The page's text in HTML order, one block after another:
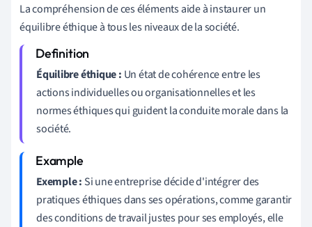
La compréhension de ces éléments aide à instaurer un
équilibre éthique à tous les niveaux de la société.
Équilibre éthique : Un état de cohérence entre les
actions individuelles ou organisationnelles et les
normes éthiques qui guident la conduite morale dans la
société.
Exemple : Si une entreprise décide d'intégrer des
pratiques éthiques dans ses opérations, comme garantir
des conditions de travail justes pour ses employés, elle